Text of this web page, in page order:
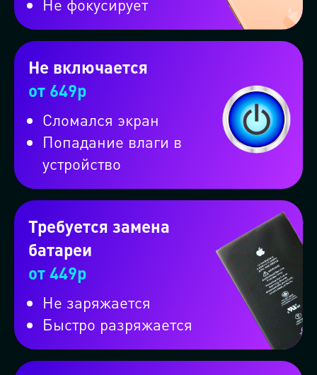
Оформите заказ на вызов
мастерской на колёсах и
получите скидку 10%
Или вызовите машину через
мессенджер
Не фокусирует
Не включается
от 649р
Сломался экран
Попадание влаги в
устройство
Требуется замена
батареи
от 449р
Не заряжается
Быстро разряжается